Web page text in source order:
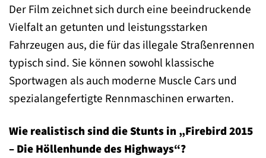
Der Film zeichnet sich durch eine beeindruckende
Vielfalt an getunten und leistungsstarken
Fahrzeugen aus, die für das illegale Straßenrennen
typisch sind. Sie können sowohl klassische
Sportwagen als auch moderne Muscle Cars und
spezialangefertigte Rennmaschinen erwarten.
Wie realistisch sind die Stunts in „Firebird 2015
– Die Höllenhunde des Highways“?